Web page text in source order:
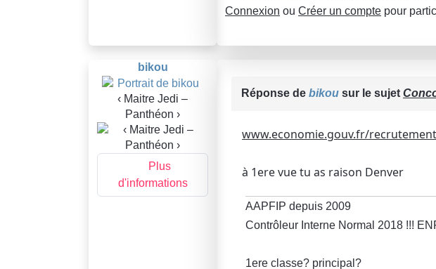
Connexion ou Créer un compte pour
bikou
‹ Maitre Jedi –
Panthéon ›
Plus
d'informations
Réponse de bikou sur le sujet
www.economie.gouv.fr/
à 1ere vue tu as raison Denver
AAPFIP depuis 2009
Contrôleur Interne Normal 2018 !!!
1ere classe? principal?